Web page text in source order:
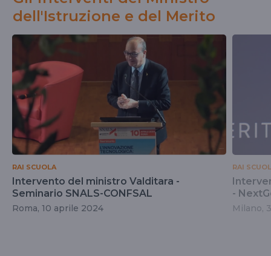
dell'Istruzione e del Merito
RAI SCUOLA
Intervento del ministro Valditara -
Seminario SNALS-CONFSAL
Roma, 10 aprile 2024
RAI
-
Milano,